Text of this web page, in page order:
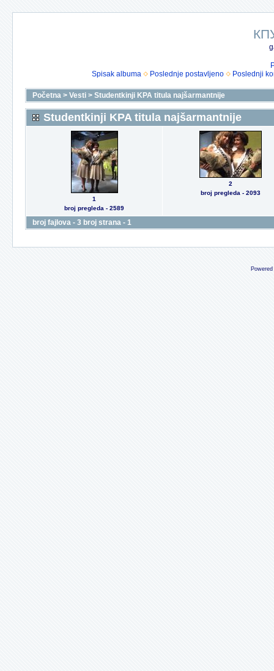
Spisak albuma
Poslednje postavljeno Poslednji
Početna > Vesti > Studentkinji KPA titula najšarmantnije
Studentkinji KPA titula najšarmantnije
1
broj pregleda - 2589
2
broj pregleda - 2093
broj fajlova - 3 broj strana - 1